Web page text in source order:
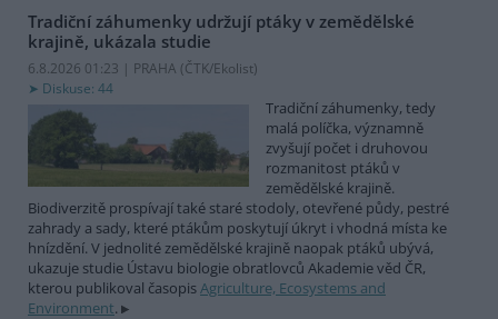
Tradiční záhumenky udržují ptáky v zemědělské
krajině, ukázala studie
6.8.2026 01:23 | PRAHA (ČTK/Ekolist)
Diskuse: 44
Tradiční záhumenky, tedy
malá políčka, významně
zvyšují počet i druhovou
rozmanitost ptáků v
zemědělské krajině.
Biodiverzitě prospívají také staré stodoly, otevřené půdy, pestré
zahrady a sady, které ptákům poskytují úkryt i vhodná místa ke
hnízdění. V jednolité zemědělské krajině naopak ptáků ubývá,
ukazuje studie Ústavu biologie obratlovců Akademie věd ČR,
kterou publikoval časopisAgriculture, Ecosystems and
Environment.